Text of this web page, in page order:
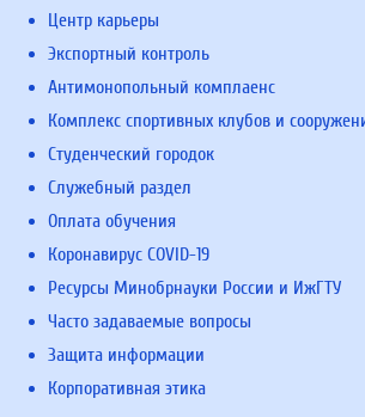
Центр карьеры
Экспортный контроль
Антимонопольный комплаенс
Комплекс спортивных клубов и
Студенческий городок
Служебный раздел
Оплата обучения
Коронавирус COVID-19
Ресурсы Минобрнауки России и ИжГТУ
Часто задаваемые вопросы
Защита информации
Корпоративная этика